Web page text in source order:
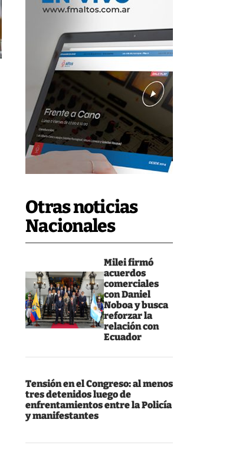
Otras noticias
Nacionales
Milei firmó
acuerdos
comerciales
con Daniel
Noboa y busca
reforzar la
relación con
Ecuador
Tensión en el Congreso: al menos
tres detenidos luego de
enfrentamientos entre la Policía
y manifestantes